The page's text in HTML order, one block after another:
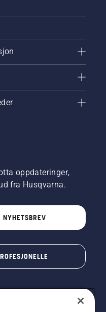
oppdateringer,
fra Husqvarna.
NYHETSBREV